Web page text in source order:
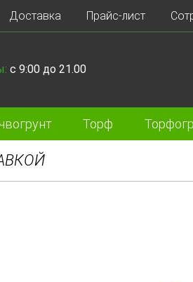
Доставка Прайс-лист
с 9:00 до 21.00
Торф